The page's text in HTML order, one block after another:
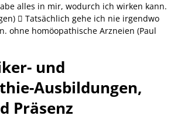
alles in mir, wodurch ich wirken kann.
Tatsächlich gehe ich nie irgendwo
ohne homöopathische Arzneien (Paul
und
Ausbildungen,
Präsenz